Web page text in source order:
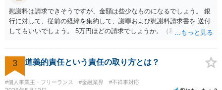
慰謝料は請求できそうですが、金額は些少なものになるでしょう。 銀
行に対して、従前の経緯を集約して、謝罪および慰謝料請求書を 送付
してもいいでしょう。 5万円ほどの請求でしょうか。（私見）
3 道義的責任という責任の取り方とは？
#個人事業主・フリーランス #金融業界 #不祥事対応